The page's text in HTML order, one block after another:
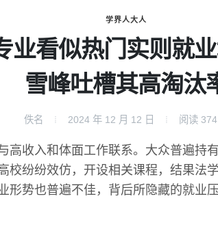
学界人大人
业看似热门实则就
雪峰吐槽其高淘汰
佚名 2024 年 12 月 12 日 阅读 374
高收入和体面工作联系。大众普遍持
校纷纷效仿，开设相关课程，结果法
形势也普遍不佳，背后所隐藏的就业